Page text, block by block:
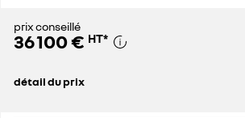
prix conseillé
36 100 € HT*
détail du prix